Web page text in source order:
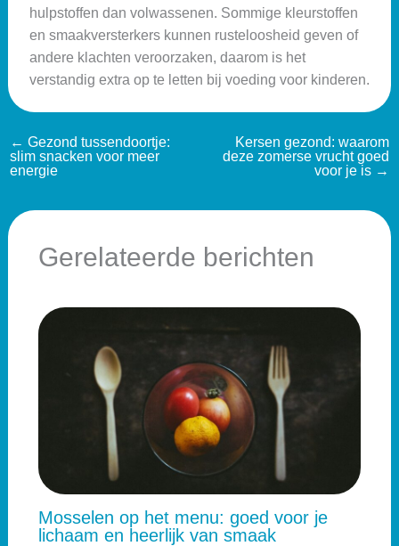
hulpstoffen dan volwassenen. Sommige kleurstoffen
en smaakversterkers kunnen rusteloosheid geven of
andere klachten veroorzaken, daarom is het
verstandig extra op te letten bij voeding voor kinderen.
← Gezond tussendoortje:
slim snacken voor meer
energie
Kersen gezond: waarom
deze zomerse vrucht goed
voor je is →
Gerelateerde berichten
Mosselen op het menu: goed voor je
lichaam en heerlijk van smaak